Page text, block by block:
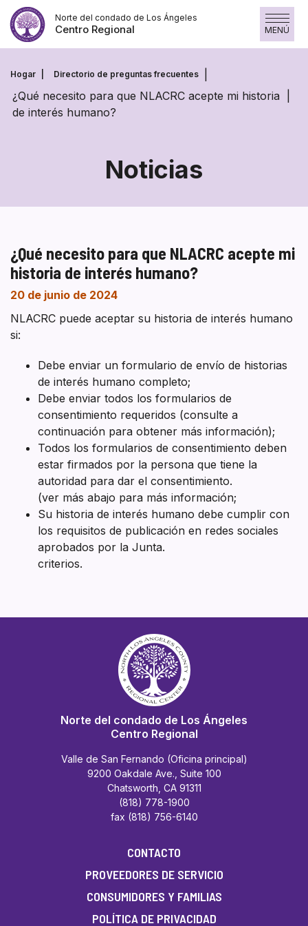
Saltar
contenido
Norte del condado de Los Ángeles
Centro Regional MENÚ
Hogar Directorio de preguntas frecuentes
¿Qué necesito para que NLACRC acepte mi historia
de interés humano?
Noticias
¿Qué necesito para que NLACRC acepte mi
historia de interés humano?
20 de junio de 2024
NLACRC puede aceptar su historia de interés humano
si:
Debe enviar un formulario de envío de historias
de interés humano completo;
Debe enviar todos los formularios de
consentimiento requeridos (consulte a
continuación para obtener más información);
Todos los formularios de consentimiento deben
estar firmados por la persona que tiene la
autoridad para dar el consentimiento.
(ver más abajo para más información;
Su historia de interés humano debe cumplir con
los requisitos de publicación en redes sociales
aprobados por la Junta.
criterios.
Norte del condado de Los Ángeles
Centro Regional
Valle de San Fernando (Oficina principal)
9200 Oakdale Ave., Suite 100
Chatsworth, CA 91311
(818) 778-1900
fax (818) 756-6140
CONTACTO
PROVEEDORES DE SERVICIO
CONSUMIDORES Y FAMILIAS
POLÍTICA DE PRIVACIDAD